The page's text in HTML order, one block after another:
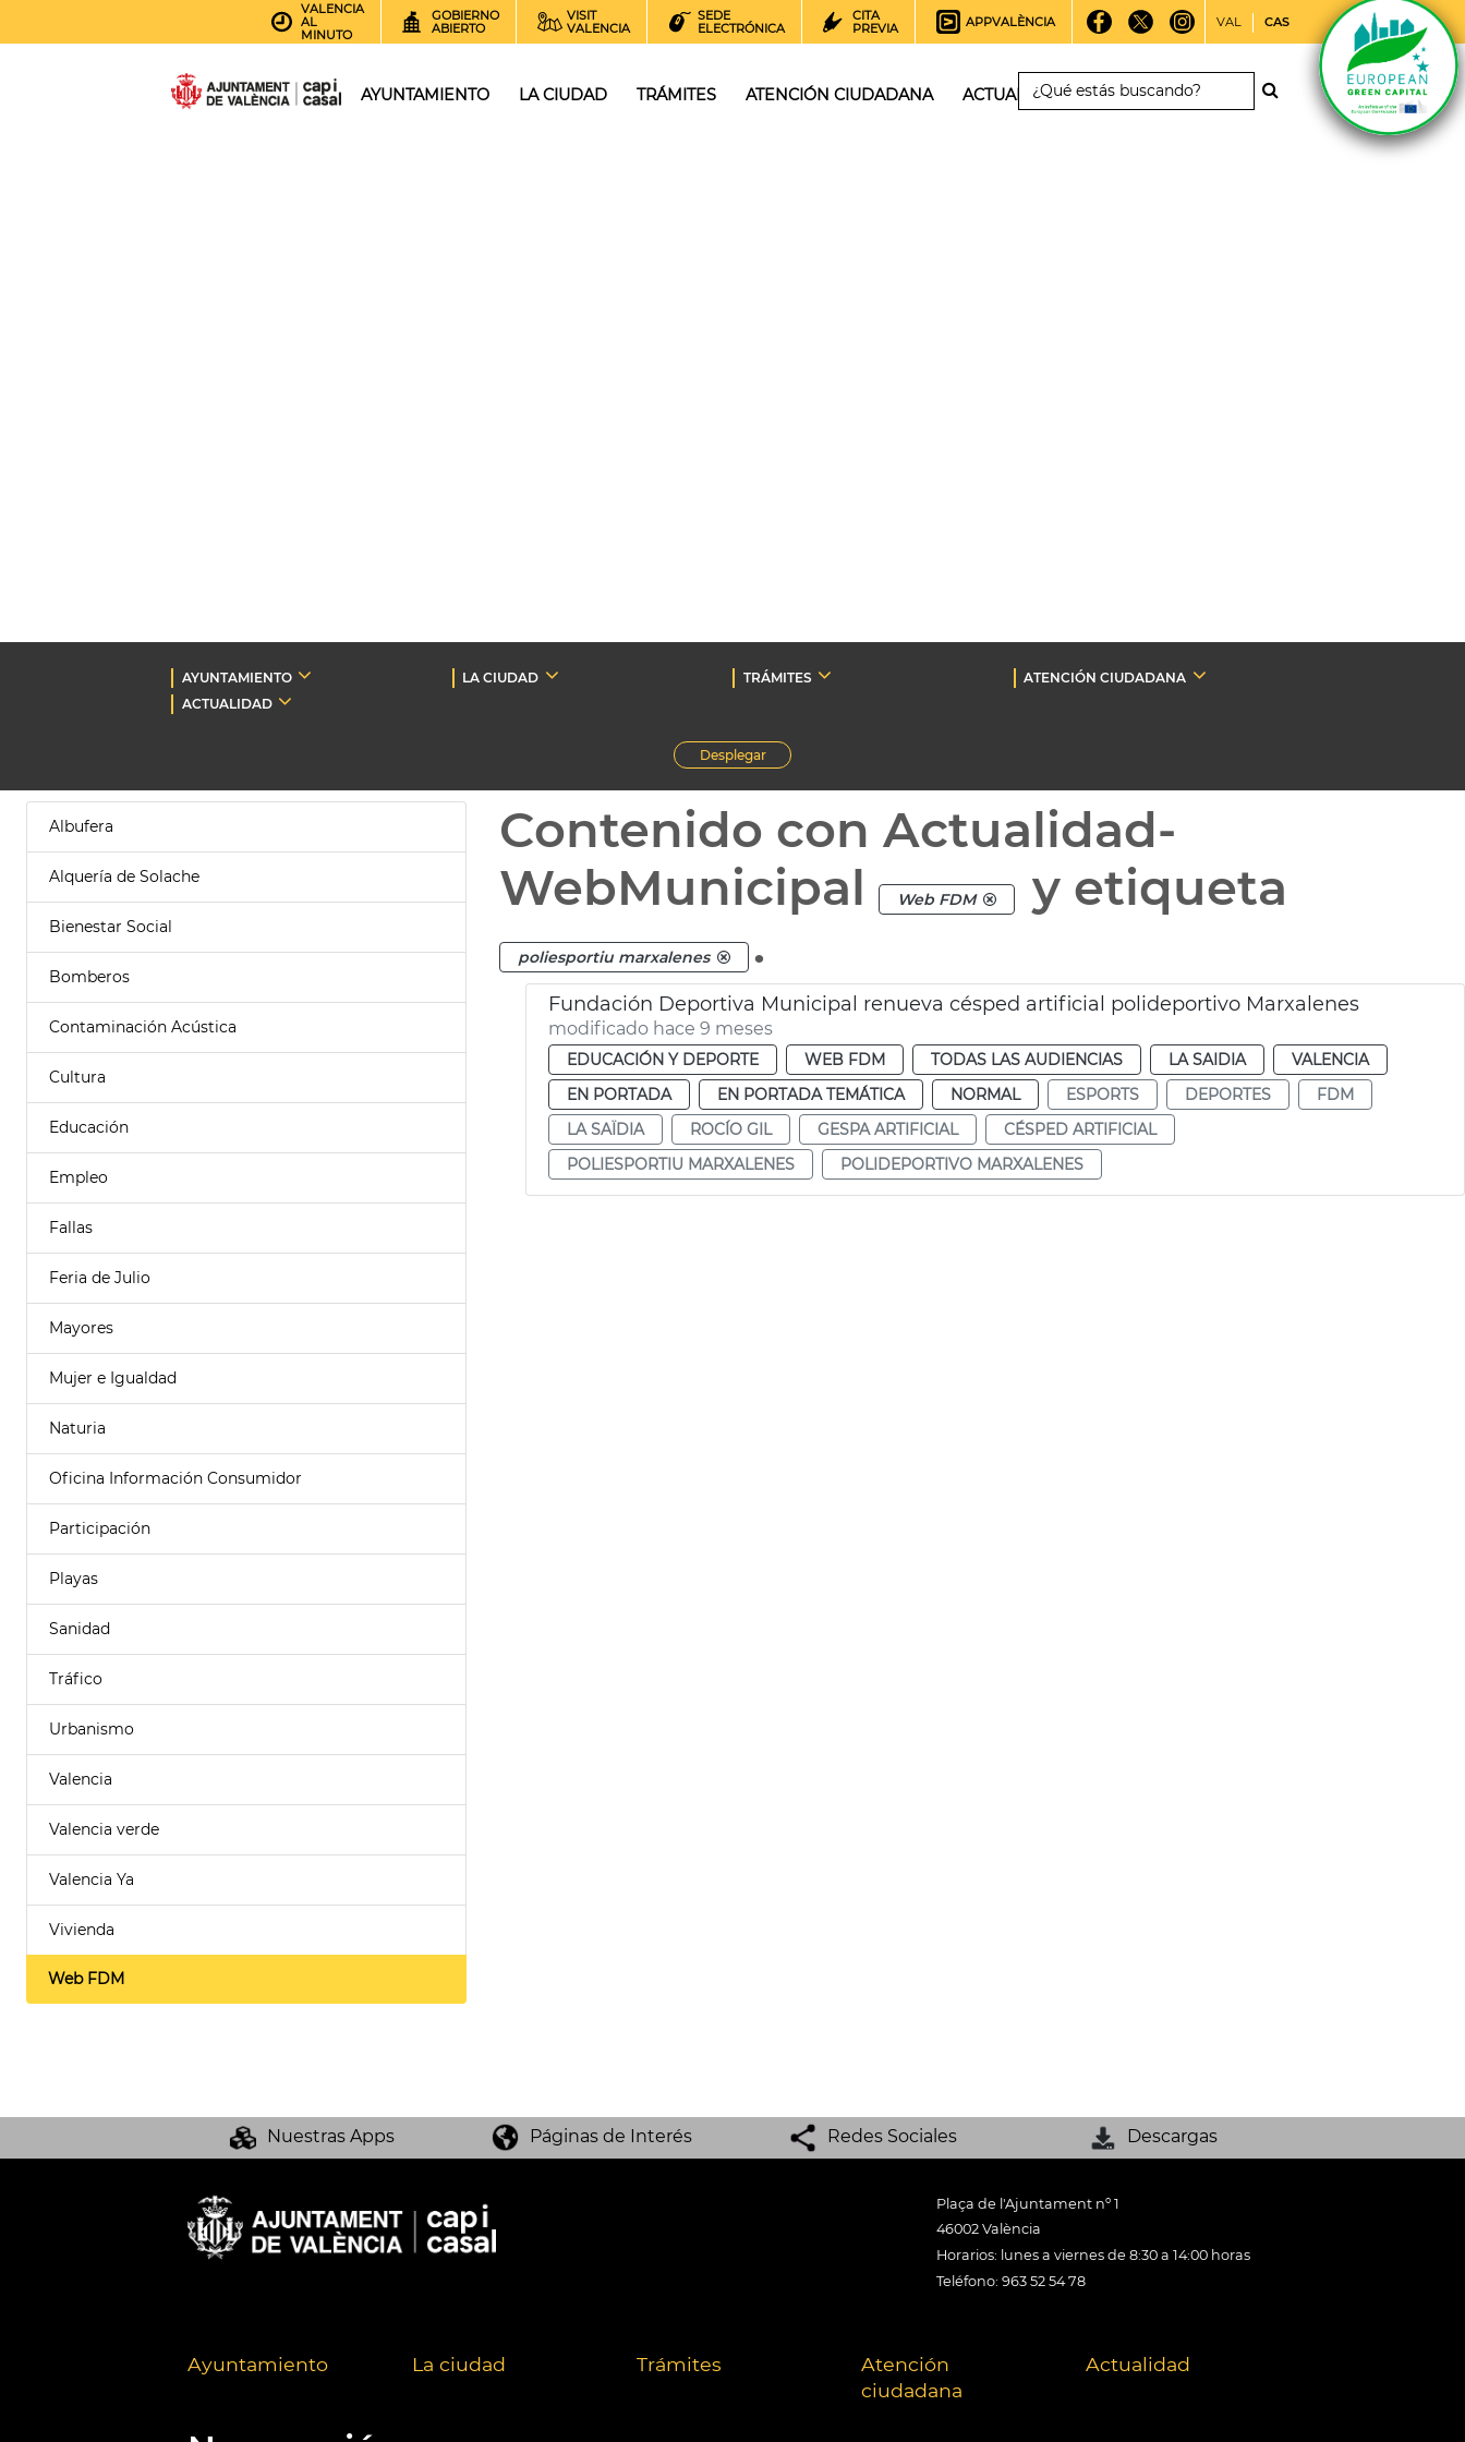
VALENCIA
AL
MINUTO
GOBIERNO
ABIERTO
VISIT
VALENCIA
SEDE
ELECTRÓNICA
CITA
PREVIA
APPVALÈNCIA VAL CAS
AYUNTAMIENTO LA CIUDAD TRÁMITES ATENCIÓN CIUDADANA ACTUALIDAD
AYUNTAMIENTO LA CIUDAD TRÁMITES
ATENCIÓN CIUDADANA
ACTUALIDAD
Desplegar
Albufera
Alquería de Solache
Bienestar Social
Bomberos
Contaminación Acústica
Cultura
Educación
Empleo
Fallas
Feria de Julio
Mayores
Mujer e Igualdad
Naturia
Oficina Información Consumidor
Participación
Playas
Sanidad
Tráfico
Urbanismo
Valencia
Valencia verde
Valencia Ya
Vivienda
Web FDM
Contenido con Actualidad-
WebMunicipal
Web FDM y etiqueta
poliesportiu marxalenes .
Fundación Deportiva Municipal renueva césped artificial polideportivo Marxalenes
modificado hace 9 meses
EDUCACIÓN Y DEPORTE WEB FDM TODAS LAS AUDIENCIAS LA SAIDIA
VALENCIA
EN PORTADA
EN PORTADA TEMÁTICA NORMAL ESPORTS DEPORTES
FDM
LA SAÏDIA
ROCÍO GIL GESPA ARTIFICIAL
CÉSPED ARTIFICIAL
POLIESPORTIU MARXALENES
POLIDEPORTIVO MARXALENES
Nuestras Apps Páginas de Interés Redes Sociales Descargas
Plaça de l'Ajuntament nº 1
46002 València
Horarios: lunes a viernes de 8:30 a 14:00 horas
Teléfono: 963 52 54 78
Ayuntamiento La ciudad Trámites
Atención
ciudadana
Actualidad